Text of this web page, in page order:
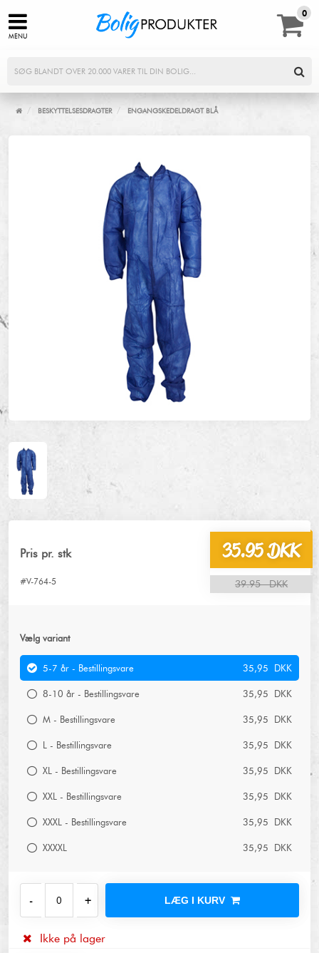
MENU
0,000
/ BESKYTTELSESDRAGTER/ ENGANGSKEDELDRAGT BLÅ
35.95 DKK
39.95 DKK
Pris pr. stk
#V-764-5
Vælg variant
5-7 år - Bestillingsvare 35,95 DKK
8-10 år - Bestillingsvare 35,95 DKK
M - Bestillingsvare 35,95 DKK
L - Bestillingsvare 35,95 DKK
XL - Bestillingsvare 35,95 DKK
XXL - Bestillingsvare 35,95 DKK
XXXL - Bestillingsvare 35,95 DKK
XXXXL 35,95 DKK
LÆG I KURV
Ikke på lager